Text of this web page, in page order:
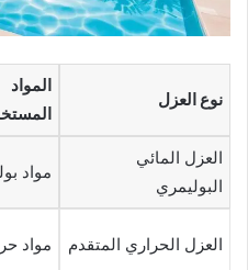
نوع العزل
المواد
العزل المائي
البوليمري
مواد
العزل الحراري المتقدم مواد